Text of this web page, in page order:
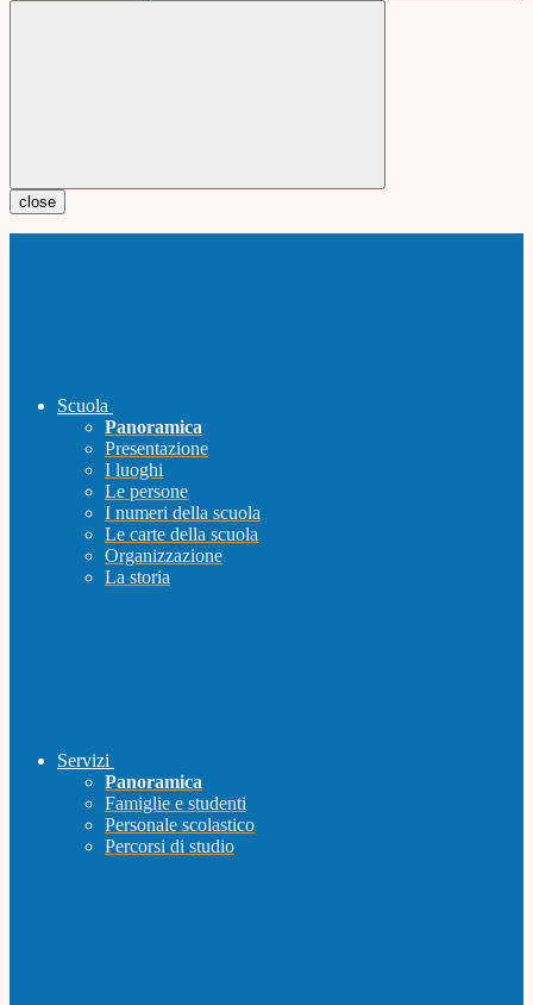
close
Scuola
Panoramica
Presentazione
I luoghi
Le persone
I numeri della scuola
Le carte della scuola
Organizzazione
La storia
Servizi
Panoramica
Famiglie e studenti
Personale scolastico
Percorsi di studio